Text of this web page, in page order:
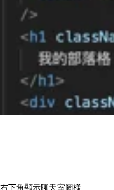
下角顯示聊天室圖樣